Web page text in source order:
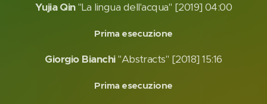
Yujia Qin"La lingua dell'acqua" [2019] 04:00
Prima esecuzione
Giorgio Bianchi"Abstracts" [2018] 15:16
Prima esecuzione